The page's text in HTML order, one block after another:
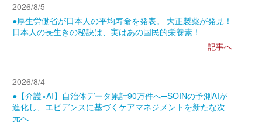
2026/8/5
●厚生労働省が日本人の平均寿命を発表。 大正製薬が発見！
日本人の長生きの秘訣は、実はあの国民的栄養素！
記事へ
2026/8/4
●【介護×AI】自治体データ累計90万件へ─SOINの予測AIが
進化し、エビデンスに基づくケアマネジメントを新たな次
元へ